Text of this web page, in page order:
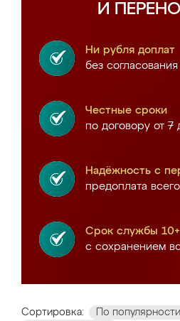
И
Ни рубля доплат
без согласования
Честные сроки
по договору от 7
Надёжность с
предоплата
Срок службы
с сохранением
Сортировка: По популярности